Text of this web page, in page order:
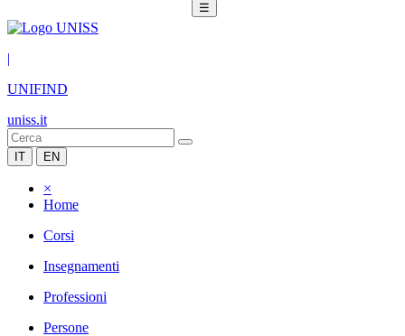
☰
|
UNIFIND
uniss.it
IT EN
×
Home
Corsi
Insegnamenti
Professioni
Persone